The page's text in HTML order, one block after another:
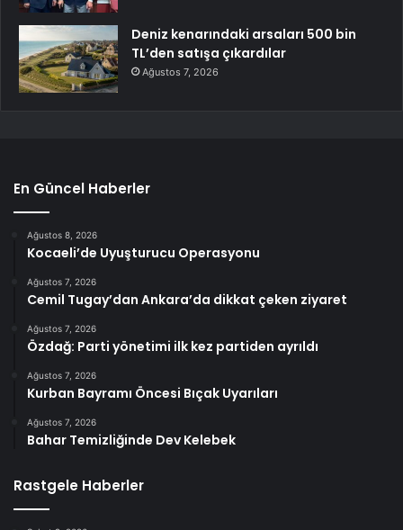
Deniz kenarındaki arsaları 500 bin
TL’den satışa çıkardılar
Ağustos 7, 2026
En Güncel Haberler
Ağustos 8, 2026
Kocaeli’de Uyuşturucu Operasyonu
Ağustos 7, 2026
Cemil Tugay’dan Ankara’da dikkat çeken ziyaret
Ağustos 7, 2026
Özdağ: Parti yönetimi ilk kez partiden ayrıldı
Ağustos 7, 2026
Kurban Bayramı Öncesi Bıçak Uyarıları
Ağustos 7, 2026
Bahar Temizliğinde Dev Kelebek
Rastgele Haberler